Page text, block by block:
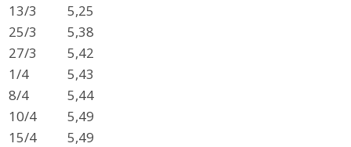
13/3
5,25
25/3
5,38
27/3
5,42
1/4
5,43
8/4
5,44
10/4
5,49
15/4
5,49